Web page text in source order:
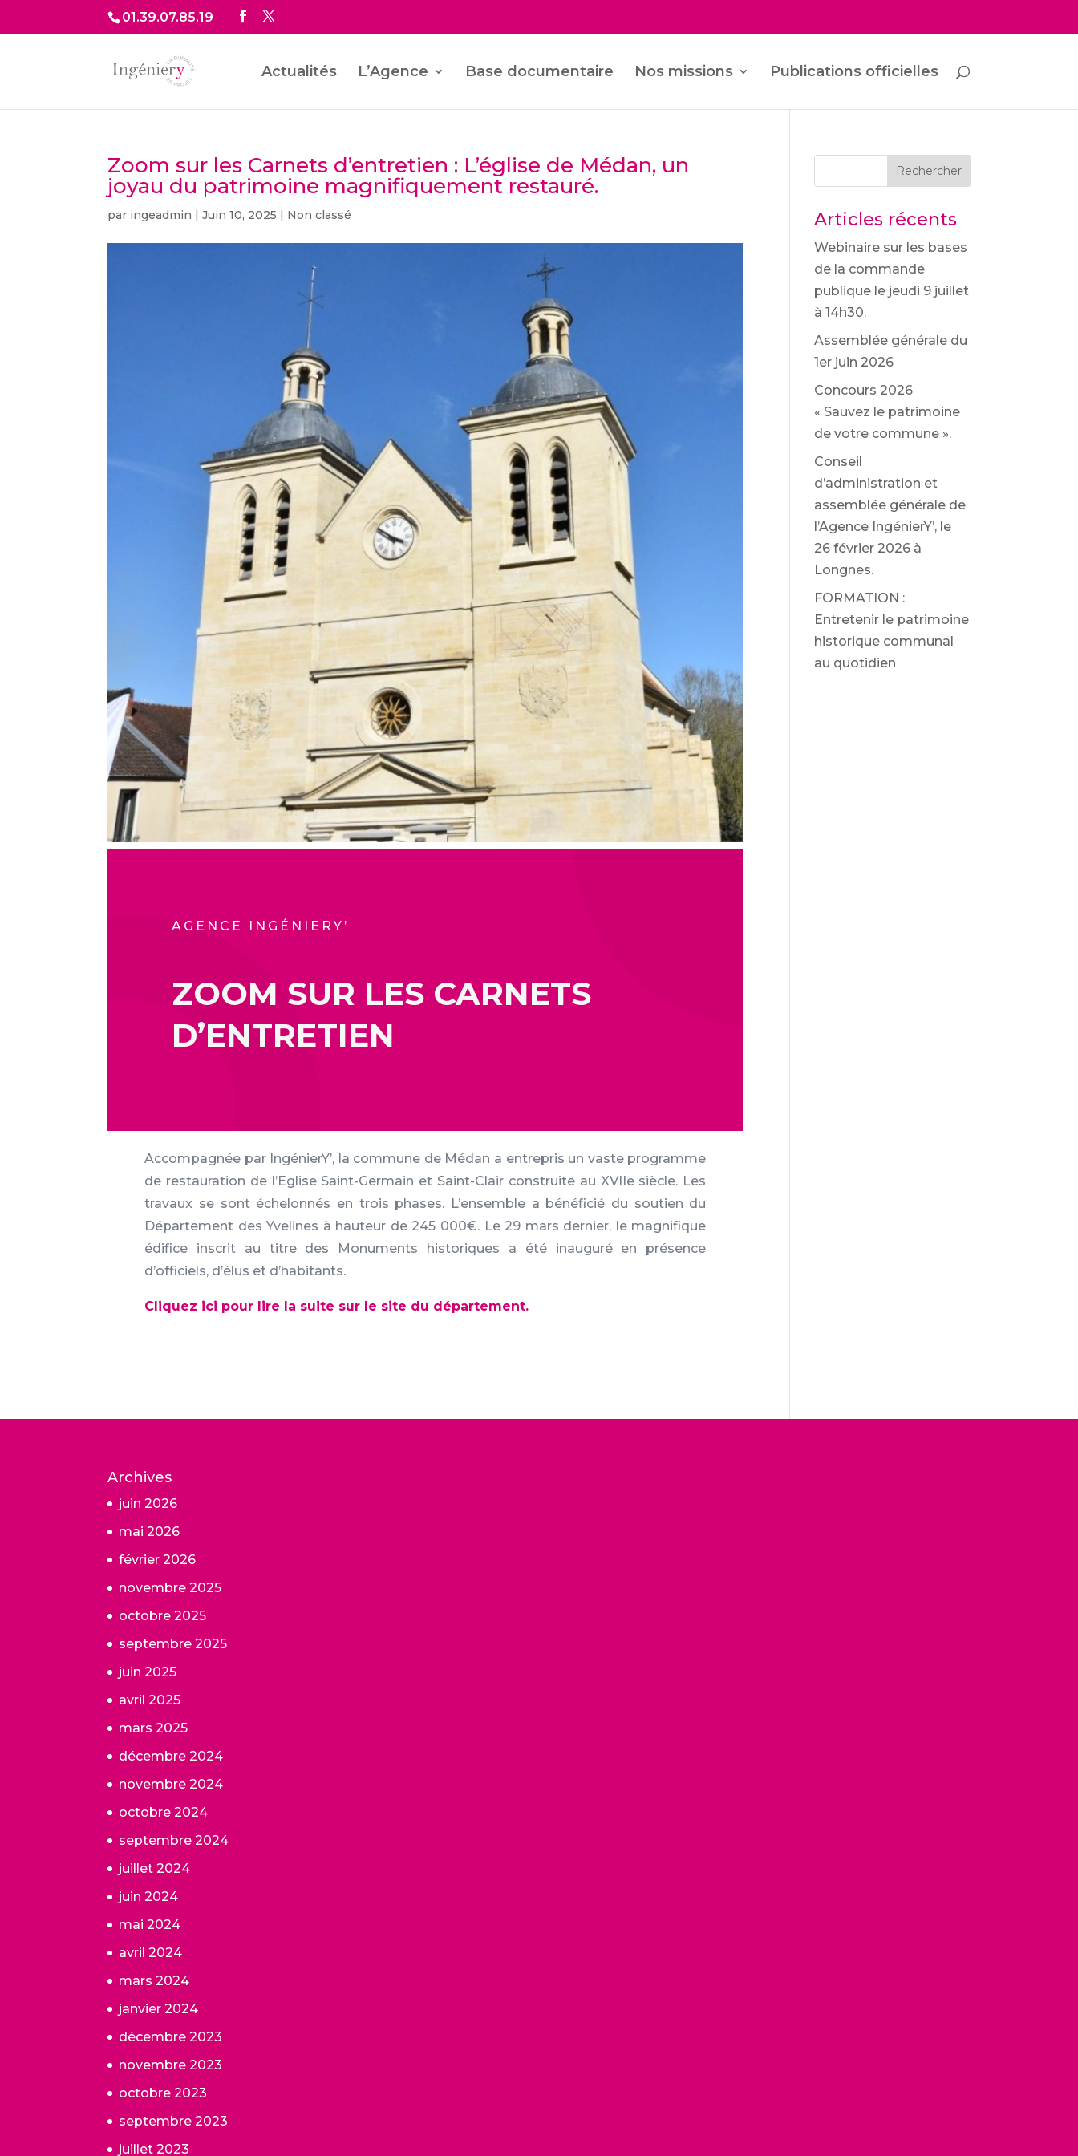
01.39.07.85.19
Actualités L’Agence Base documentaire Nos missions Publications officielles
Zoom sur les Carnets d’entretien : L’église de Médan, un
joyau du patrimoine magnifiquement restauré.
par ingeadmin |Juin 10, 2025 | Non classé
AGENCE INGÉNIERY’
ZOOM SUR LES CARNETS
D’ENTRETIEN
Accompagnée par IngénierY’, la commune de Médan a entrepris un vaste programme
de restauration de l’Eglise Saint-Germain et Saint-Clair construite au XVIIe siècle. Les
travaux se sont échelonnés en trois phases. L’ensemble a bénéficié du soutien du
Département des Yvelines à hauteur de 245 000€. Le 29 mars dernier, le magnifique
édifice inscrit au titre des Monuments historiques a été inauguré en présence
d’officiels, d’élus et d’habitants.
Cliquez ici pour lire la suite sur le site du département.
Rechercher
Articles récents
Webinaire sur les bases
de la commande
publique le jeudi 9 juillet
à 14h30.
Assemblée générale du
1er juin 2026
Concours 2026
« Sauvez le patrimoine
de votre commune ».
Conseil
d’administration et
assemblée générale de
l’Agence IngénierY’, le
26 février 2026 à
Longnes.
FORMATION :
Entretenir le patrimoine
historique communal
au quotidien
Archives
juin 2026
mai 2026
février 2026
novembre 2025
octobre 2025
septembre 2025
juin 2025
avril 2025
mars 2025
décembre 2024
novembre 2024
octobre 2024
septembre 2024
juillet 2024
juin 2024
mai 2024
avril 2024
mars 2024
janvier 2024
décembre 2023
novembre 2023
octobre 2023
septembre 2023
juillet 2023